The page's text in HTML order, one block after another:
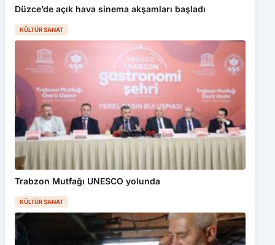
Düzce’de açık hava sinema akşamları başladı
KÜLTÜR SANAT
Trabzon Mutfağı UNESCO yolunda
KÜLTÜR SANAT